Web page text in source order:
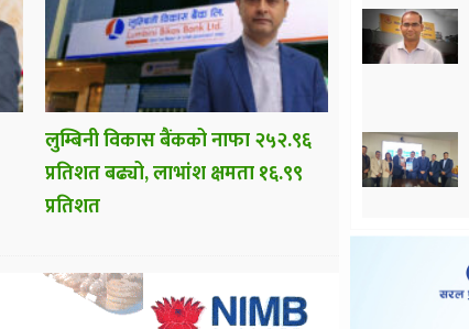
लुम्बिनी विकास बैंकको नाफा २५२.९६
प्रतिशत बढ्यो, लाभांश क्षमता १६.९९
प्रतिशत